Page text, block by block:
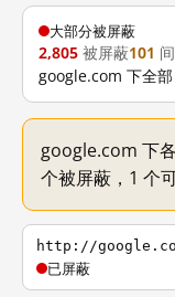
大部分被屏蔽
2,805 被屏蔽101
google.com 下全
google.com 下
个被屏蔽，1 个可
http://
已屏蔽